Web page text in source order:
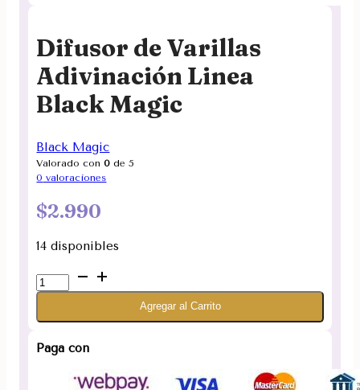
Difusor de Varillas
Adivinación Linea
Black Magic
Black Magic
Valorado con0 de 5
0 valoraciones
$2.990
14 disponibles
Difusor
de
Linea
Agregar al Carrito
Paga con